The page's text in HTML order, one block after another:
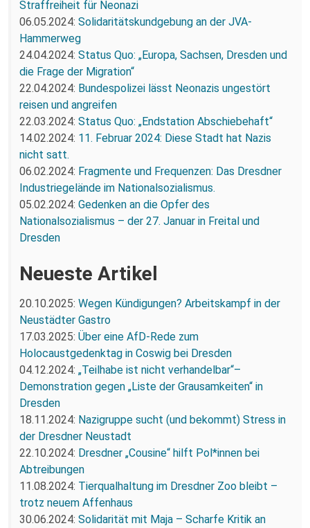
Straffreiheit für Neonazi
06.05.2024: Solidaritätskundgebung an der JVA-
Hammerweg
24.04.2024: Status Quo: „Europa, Sachsen, Dresden und
die Frage der Migration“
22.04.2024: Bundespolizei lässt Neonazis ungestört
reisen und angreifen
22.03.2024: Status Quo: „Endstation Abschiebehaft“
14.02.2024: 11. Februar 2024: Diese Stadt hat Nazis
nicht satt.
06.02.2024: Fragmente und Frequenzen: Das Dresdner
Industriegelände im Nationalsozialismus.
05.02.2024: Gedenken an die Opfer des
Nationalsozialismus – der 27. Januar in Freital und
Dresden
Neueste Artikel
20.10.2025: Wegen Kündigungen? Arbeitskampf in der
Neustädter Gastro
17.03.2025: Über eine AfD-Rede zum
Holocaustgedenktag in Coswig bei Dresden
04.12.2024: „Teilhabe ist nicht verhandelbar“–
Demonstration gegen „Liste der Grausamkeiten“ in
Dresden
18.11.2024: Nazigruppe sucht (und bekommt) Stress in
der Dresdner Neustadt
22.10.2024: Dresdner „Cousine“ hilft Pol*innen bei
Abtreibungen
11.08.2024: Tierqualhaltung im Dresdner Zoo bleibt –
trotz neuem Affenhaus
30.06.2024: Solidarität mit Maja – Scharfe Kritik an